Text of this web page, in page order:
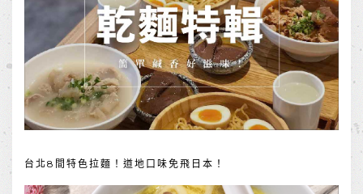
台北8間特色拉麵！道地口味免飛日本！